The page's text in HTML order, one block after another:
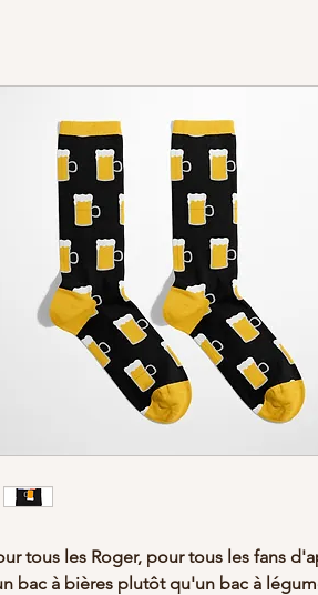
tous les Roger, pour tous les fans
bac à bières plutôt qu'un bac à